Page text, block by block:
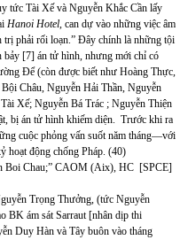
tức Tài Xế và Nguyễn Khắc Cần lấy
Hanoi Hotel, can dự vào những việc âm
trị phải rối loạn.” Đây chính là những tội
bảy [7] án tử hình, nhưng mới chỉ có
Để (còn được biết như Hoàng Thực,
Bội Châu, Nguyễn Hải Thần, Nguyễn
Xế; Nguyễn Bá Trác ; Nguyễn Thiện
bị án tử hình khiếm diện. Trước khi ra
cuộc phỏng vấn suốt năm tháng—với
hoạt động chống Pháp. (40)
Boi Chau;” CAOM (Aix), HC [SPCE]
Trọng Thưởng, (tức Nguyễn
BK ám sát Sarraut [nhân dịp thi
Duy Hàn và Tây buôn vào tháng